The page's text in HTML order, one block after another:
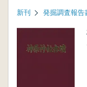
新刊 発掘調査報告